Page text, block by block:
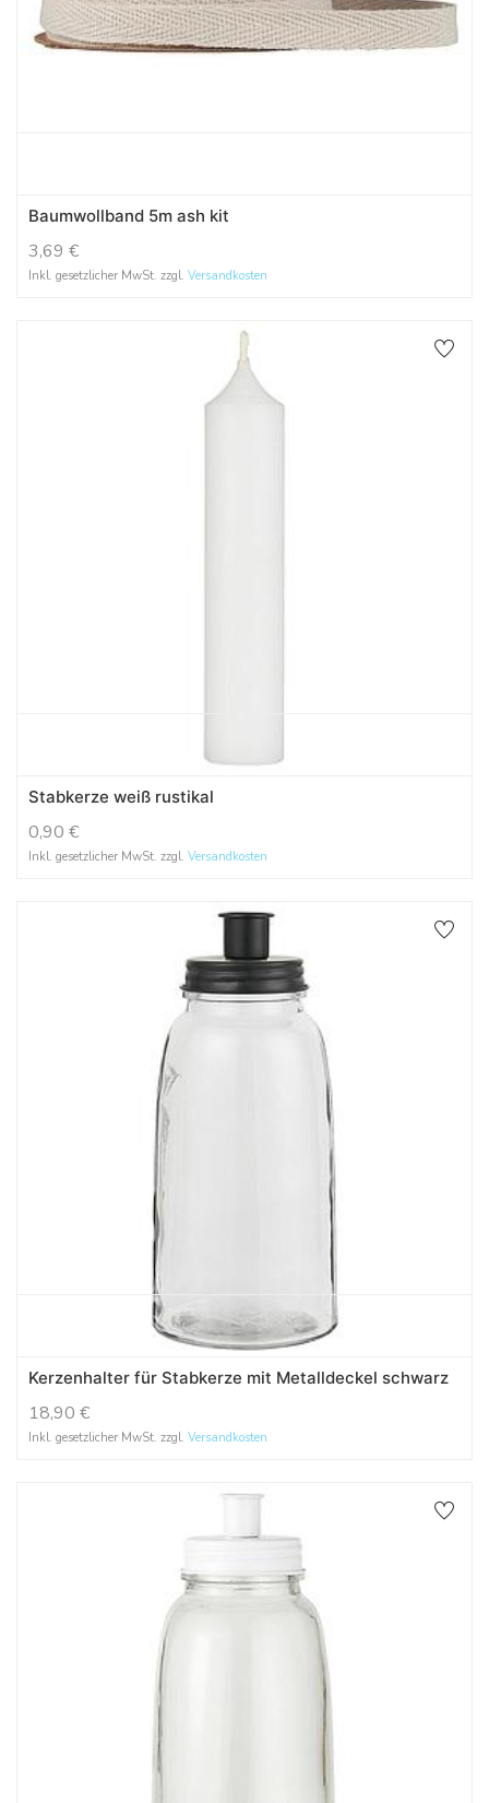
Baumwollband 5m ash kit
3,69 €
Inkl. gesetzlicher MwSt. zzgl. Versandkosten
Stabkerze weiß rustikal
0,90 €
Inkl. gesetzlicher MwSt. zzgl. Versandkosten
Kerzenhalter für Stabkerze mit Metalldeckel schwarz
18,90 €
Inkl. gesetzlicher MwSt. zzgl. Versandkosten